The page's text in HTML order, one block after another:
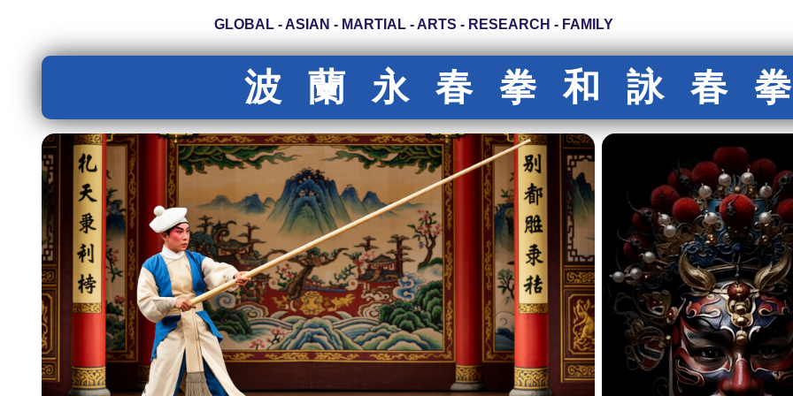
GLOBAL - ASIAN - MARTIAL - ARTS - RESEARCH - FAMILY
波蘭永春拳和詠春